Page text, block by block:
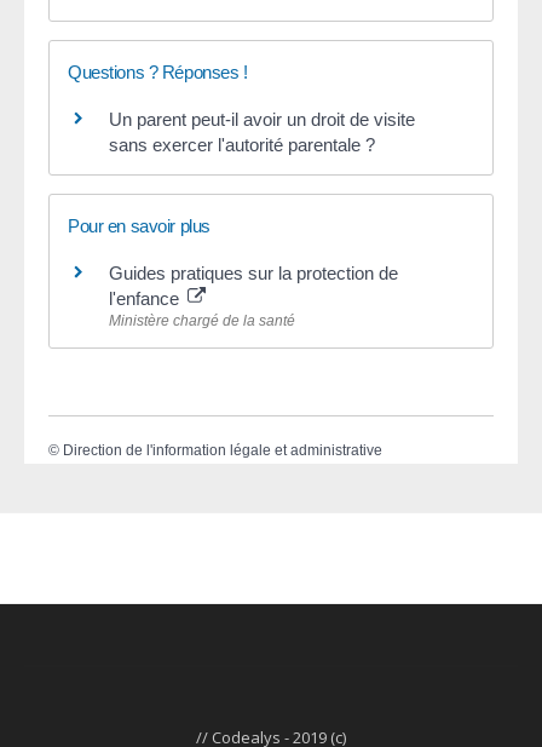
Questions ? Réponses !
Un parent peut-il avoir un droit de visite
sans exercer l'autorité parentale ?
Pour en savoir plus
Guides pratiques sur la protection de
l'enfance
Ministère chargé de la santé
© Direction de l'information légale et administrative
// Codealys - 2019 (c)